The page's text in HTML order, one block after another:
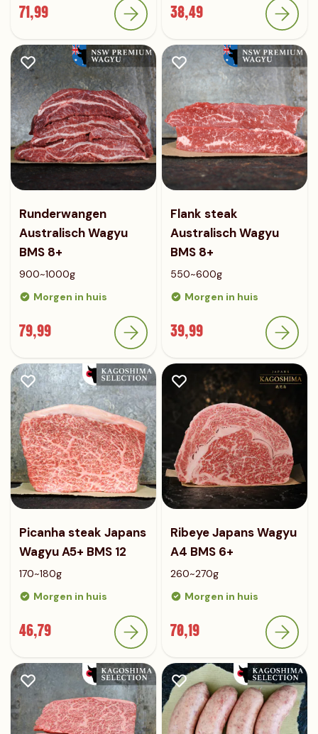
71,99 38,49
Runderwangen
Australisch Wagyu
BMS 8+
900~1000g
Morgen in huis
79,99
Flank steak
Australisch Wagyu
BMS 8+
550~600g
Morgen in huis
39,99
Picanha steak Japans
Wagyu A5+ BMS 12
170~180g
Morgen in huis
46,79
Ribeye Japans Wagyu
A4 BMS 6+
260~270g
Morgen in huis
70,19